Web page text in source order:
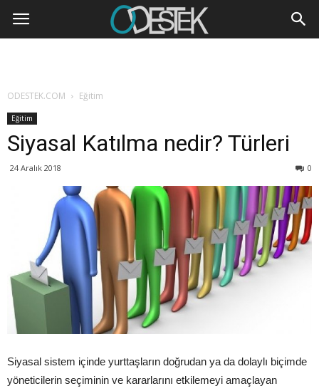
ODESTEK.COM Eğitim
Eğitim
Siyasal Katılma nedir? Türleri
24 Aralık 2018 0
Siyasal sistem içinde yurttaşların doğrudan ya da dolaylı biçimde
yöneticilerin seçiminin ve kararlarını etkilemeyi amaçlayan